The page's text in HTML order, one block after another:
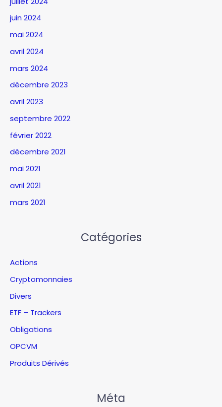
juin 2024
mai 2024
avril 2024
mars 2024
décembre 2023
avril 2023
septembre 2022
février 2022
décembre 2021
mai 2021
avril 2021
mars 2021
Catégories
Actions
Cryptomonnaies
Divers
ETF – Trackers
Obligations
OPCVM
Produits Dérivés
Méta